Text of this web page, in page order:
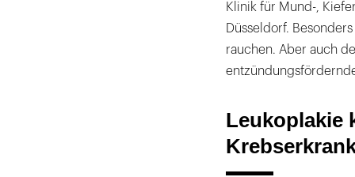
Klinik für Mund-,
Düsseldorf.
rauchen. Aber auch
Leukoplakie